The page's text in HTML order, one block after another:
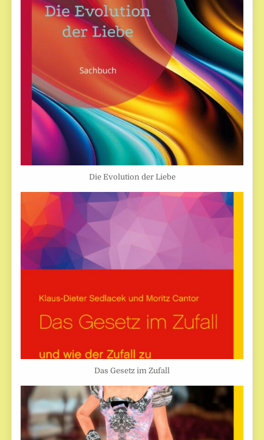
Die Evolution der Liebe
Das Gesetz im Zufall